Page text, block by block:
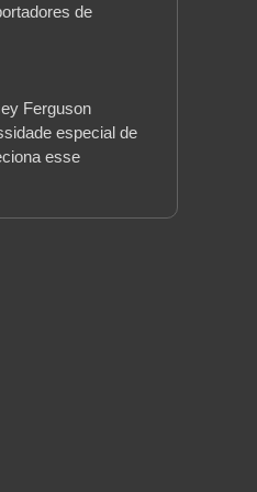
de
Ferguson
especial de
esse